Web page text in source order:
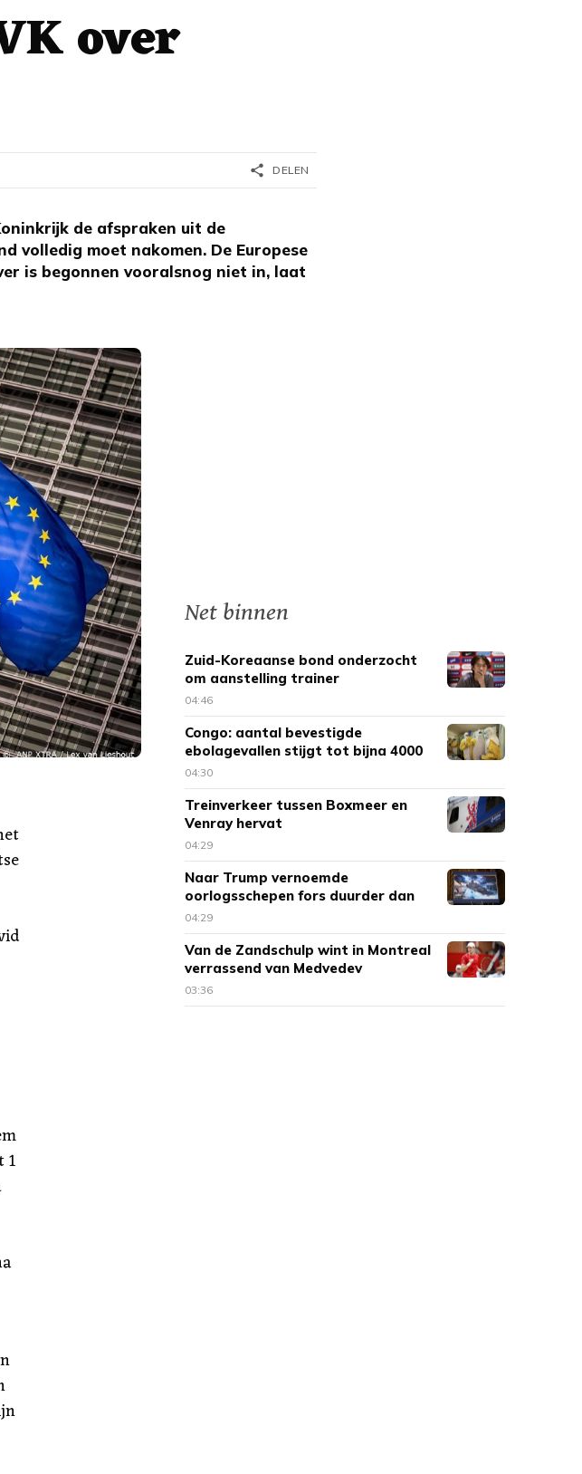
over
de afspraken uit de
volledig moet nakomen. De Europese
is begonnen vooralsnog niet in, laat
share DELEN
1
Net binnen
Zuid-Koreaanse bond onderzocht
om aanstelling trainer
04:46
Congo: aantal bevestigde
ebolagevallen stijgt tot bijna 4000
04:30
Treinverkeer tussen Boxmeer en
Venray hervat
04:29
Naar Trump vernoemde
oorlogsschepen fors duurder dan
verwacht
04:29
Van de Zandschulp wint in Montreal
verrassend van Medvedev
03:36